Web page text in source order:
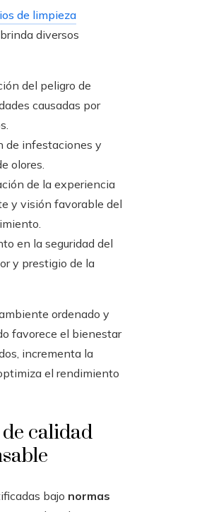
de limpieza
brinda diversos
del peligro de
causadas por
de infestaciones y
olores.
de la experiencia
y visión favorable del
en la seguridad del
y prestigio de la
ordenado y
favorece el bienestar
incrementa la
el rendimiento
calidad
bajo normas